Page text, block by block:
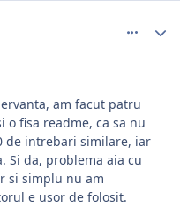
am facut patru
fisa readme, ca sa nu
de intrebari similare, iar
Si da, problema aia cu
si simplu nu am
e usor de folosit.